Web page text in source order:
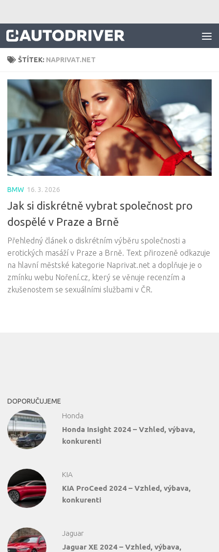
ŠTÍTEK: NAPRIVAT.NET
BMW 16. 3. 2026
Jak si diskrétně vybrat společnost pro
dospělé v Praze a Brně
Přehledný článek o diskrétním výběru společnosti a
erotických masáží v Praze a Brně. Text přirozeně odkazuje
na hlavní městské kategorie Naprivat.net a doplňuje je o
zmínku webu Noření.cz, který se věnuje recenzím a
zkušenostem se sexuálními službami v ČR.
DOPORUČUJEME
Honda
Honda Insight 2024 – Vzhled, výbava,
konkurenti
KIA
KIA ProCeed 2024 – Vzhled, výbava,
konkurenti
Jaguar
Jaguar XE 2024 – Vzhled, výbava,